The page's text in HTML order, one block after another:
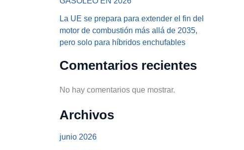
La UE se prepara para extender el fin del
motor de combustión más allá de 2035,
pero solo para híbridos enchufables
Comentarios recientes
No hay comentarios que mostrar.
Archivos
junio 2026